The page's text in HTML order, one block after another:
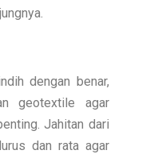
dengan benar,
geotextile agar
Jahitan dari
dan rata agar